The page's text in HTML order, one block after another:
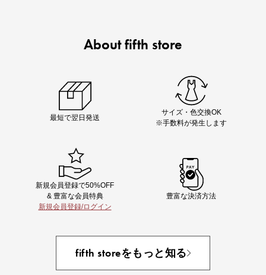
夏服まとめて手に入れるなら今
About fifth store
最短で翌日発送
サイズ・色交換OK
※手数料が発生します
新規会員登録で50%OFF
& 豊富な会員特典
新規会員登録/ログイン
豊富な決済方法
fifth storeをもっと知る